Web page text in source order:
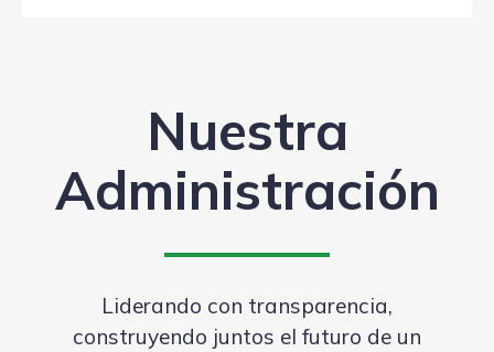
Nuestra
Administración
Liderando con transparencia,
construyendo juntos el futuro de un